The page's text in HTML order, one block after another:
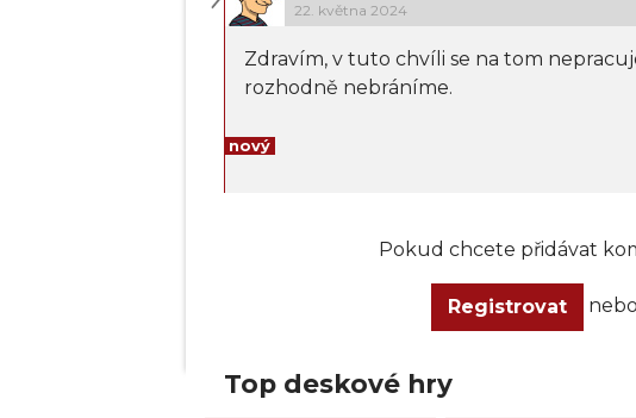
22. května 2024
Zdravím, v tuto chvíli se na tom
rozhodně nebráníme.
nový
Pokud chcete přidávat
Registrovat nebo
Top deskové hry